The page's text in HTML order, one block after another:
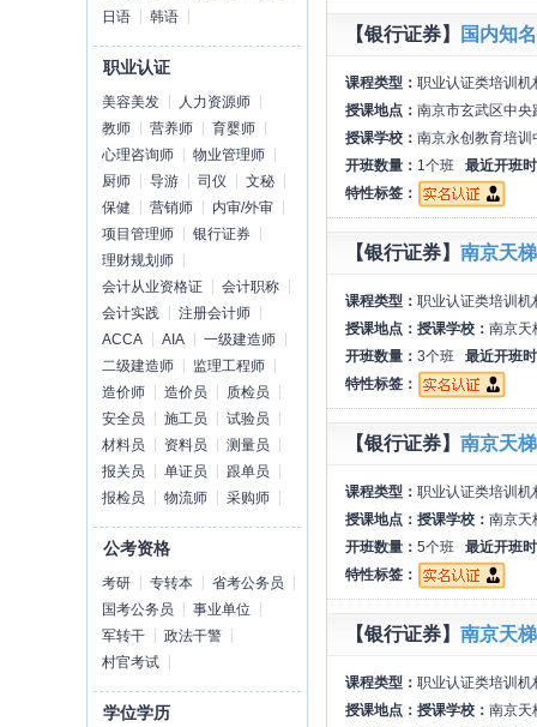
日语
韩语
职业认证
美容美发
人力资源师
教师
营养师
育婴师
心理咨询师
物业管理师
厨师
导游 司仪
文秘
保健
营销师
内审/外审
项目管理师
银行证券
理财规划师
会计从业资格证
会计职称
会计实践
注册会计师
ACCA
AIA
一级建造师
二级建造师
监理工程师
造价师
造价员
质检员
安全员
施工员
试验员
材料员
资料员
测量员
报关员
单证员
跟单员
报检员
物流师 采购师
公考资格
考研 专转本
省考公务员
国考公务员
事业单位
军转干
政法干警
村官考试
学位学历
【银行证券】 国内知
课程类型： 职业认证类培训机
授课地点： 南京市玄武区中
授课学校： 南京永创教育培训
开班数量： 1个班 最近开班时
特性标签：
【银行证券】 南京天
课程类型： 职业认证类培训机
授课地点： 授课学校： 南京天
开班数量： 3个班 最近开班时
特性标签：
【银行证券】 南京天
课程类型： 职业认证类培训机
授课地点： 授课学校： 南京天
开班数量： 5个班 最近开班时
特性标签：
【银行证券】 南京天
课程类型： 职业认证类培训机
授课地点： 授课学校： 南京天